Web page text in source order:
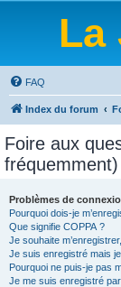
La
FAQ
Index du forum
Foire aux
fréquemment)
Problèmes de
Pourquoi dois-je
Que signifie COPPA ?
Je souhaite
Je suis enregistré mais
Pourquoi ne puis-je pas
Je me suis enregistré